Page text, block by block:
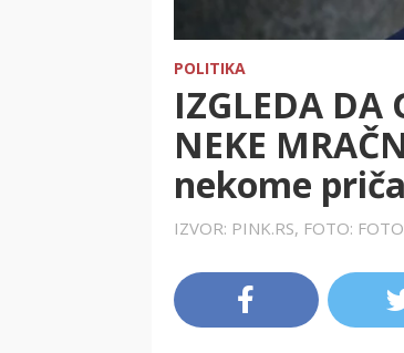
POLITIKA
IZGLEDA DA
NEKE
nekome
IZVOR: PINK.RS, FOTO: